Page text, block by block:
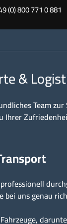
(0) 800 771 0 881
&
Team
Ihrer
bei uns genau